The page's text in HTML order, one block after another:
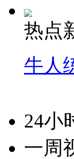
热点
牛人
24小
一周